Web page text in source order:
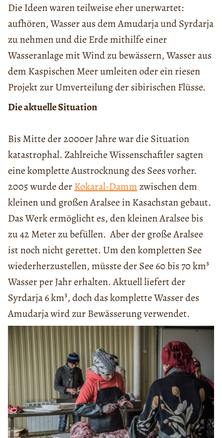
Die Ideen waren teilweise eher unerwartet:
aufhören, Wasser aus dem Amudarja und Syrdarja
zu nehmen und die Erde mithilfe einer
Wasseranlage mit Wind zu bewässern, Wasser aus
dem Kaspischen Meer umleiten oder ein riesen
Projekt zur Umverteilung der sibirischen Flüsse.
Die aktuelle Situation
Bis Mitte der 2000er Jahre war die Situation
katastrophal. Zahlreiche Wissenschaftler sagten
eine komplette Austrocknung des Sees vorher.
2005 wurde derKokaral-Dammzwischen dem
kleinen und großen Aralsee in Kasachstan gebaut.
Das Werk ermöglicht es, den kleinen Aralsee bis
zu 42 Meter zu befüllen. Aber der große Aralsee
ist noch nicht gerettet. Um den kompletten See
wiederherzustellen, müsste der See 60 bis 70 km³
Wasser per Jahr erhalten. Aktuell liefert der
Syrdarja 6 km³, doch das komplette Wasser des
Amudarja wird zur Bewässerung verwendet.